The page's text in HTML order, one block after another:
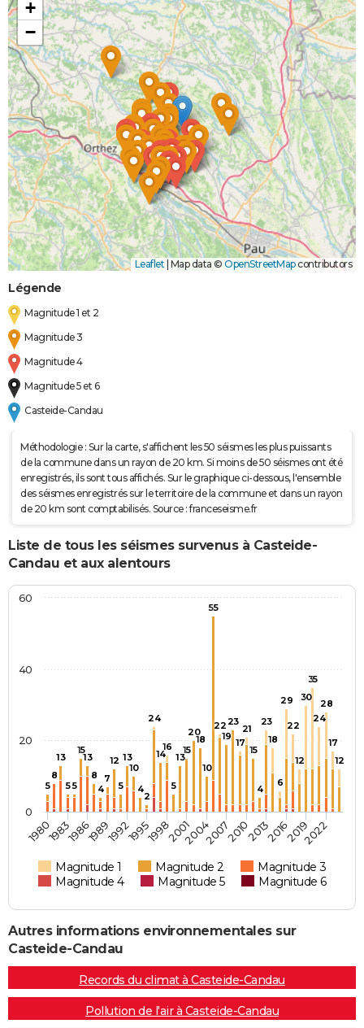
+
−
Leaflet Map data © OpenStreetMapcontributors
Légende
Magnitude 1 et 2
Magnitude 3
Magnitude 4
Magnitude 5 et 6
Casteide-Candau
Méthodologie : Sur la carte, s'affichent les 50 séismes les plus puissants
de la commune dans un rayon de 20 km. Si moins de 50 séismes ont été
enregistrés, ils sont tous affichés. Sur le graphique ci-dessous, l'ensemble
des séismes enregistrés sur le territoire de la commune et dans un rayon
de 20 km sont comptabilisés. Source : franceseisme.fr
Liste de tous les séismes survenus à Casteide-
Candau et aux alentours
5
8
13
55
15
13
8
4
7
12
5
13
10
4
2
24
14
16
5
13
15
20
18
10
55
22
19
23
17
21
15
4
23
18
6
29
22
12
30
35
24
28
17
12
Magnitude 1 Magnitude 2
Magnitude 3
Magnitude 4
Magnitude 5 Magnitude 6
198019831986198919921995199820012004200720102013201620192022
0
20
40
60
Autres informations environnementales sur
Casteide-Candau
Records du climat à Casteide-Candau
Pollution de l'air à Casteide-Candau